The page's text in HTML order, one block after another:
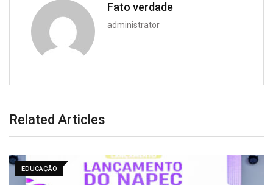
Fato verdade
administrator
Related Articles
EDUCAÇÃO